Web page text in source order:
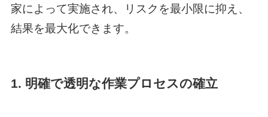
家によって実施され、リスクを最小限に抑え、
結果を最大化できます。
1. 明確で透明な作業プロセスの確立